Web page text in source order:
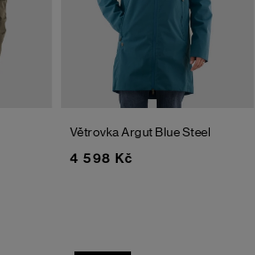
Větrovka Argut Blue Steel
4 598 Kč